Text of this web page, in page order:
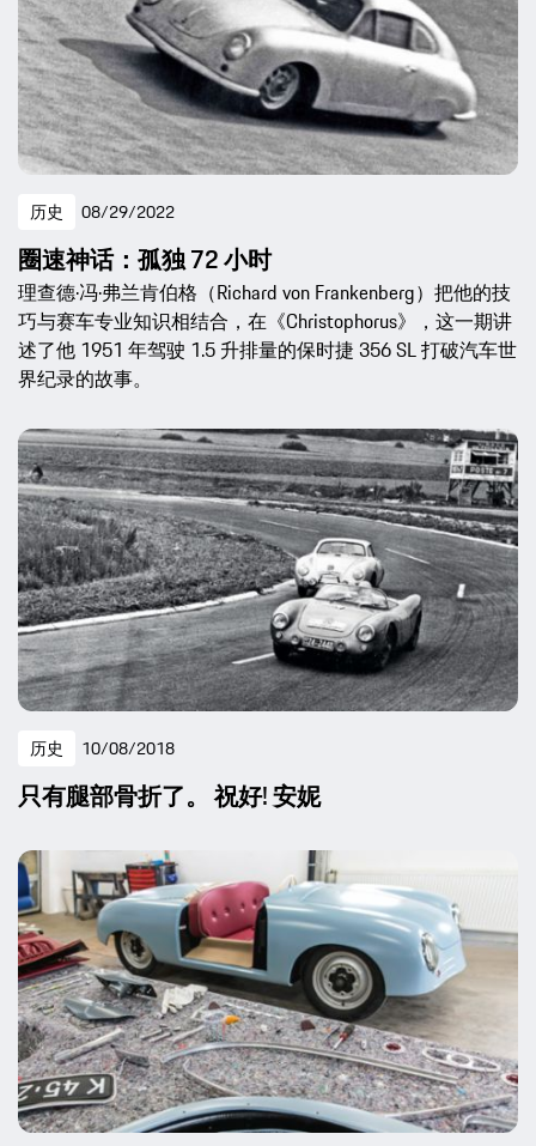
历史 08/29/2022
圈速神话：孤独 72 小时
理查德·冯·弗兰肯伯格（Richard von Frankenberg）把他的技
巧与赛车专业知识相结合，在《Christophorus》，这一期讲
述了他 1951 年驾驶 1.5 升排量的保时捷 356 SL 打破汽车世
界纪录的故事。
历史 10/08/2018
只有腿部骨折了。 祝好! 安妮